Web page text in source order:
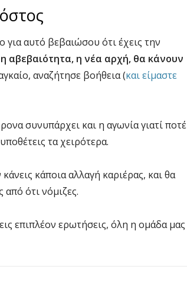
για αυτό βεβαιώσου ότι έχεις την
αβεβαιότητα, η νέα αρχή, θα κάνουν
αναζήτησε βοήθεια (και είμαστε
συνυπάρχει και η αγωνία γιατί ποτέ
τα χειρότερα.
κάποια αλλαγή καριέρας, και θα
από ότι νόμιζες.
επιπλέον ερωτήσεις, όλη η ομάδα μας